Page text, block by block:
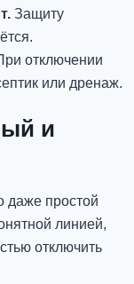
Защиту
отключении
или дренаж.
и
даже простой
линией,
отключить